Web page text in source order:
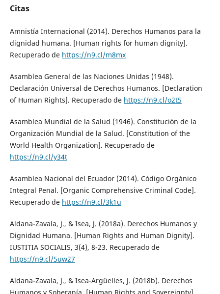
Citas
Amnistía Internacional (2014). Derechos Humanos para la
dignidad humana. [Human rights for human dignity].
Recuperado de https://n9.cl/m8mx
Asamblea General de las Naciones Unidas (1948).
Declaración Universal de Derechos Humanos. [Declaration
of Human Rights]. Recuperado de https://n9.cl/o2t5
Asamblea Mundial de la Salud (1946). Constitución de la
Organización Mundial de la Salud. [Constitution of the
World Health Organization]. Recuperado de
https://n9.cl/y34t
Asamblea Nacional del Ecuador (2014). Código Orgánico
Integral Penal. [Organic Comprehensive Criminal Code].
Recuperado de https://n9.cl/3k1u
Aldana-Zavala, J., & Isea, J. (2018a). Derechos Humanos y
Dignidad Humana. [Human Rights and Human Dignity].
IUSTITIA SOCIALIS, 3(4), 8-23. Recuperado de
https://n9.cl/5uw27
Aldana-Zavala, J., & Isea-Argüelles, J. (2018b). Derechos